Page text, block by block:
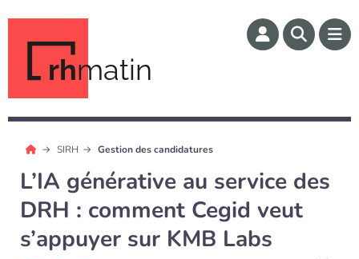
rhmatin
SIRH Gestion des candidatures
L’IA générative au service des
DRH : comment Cegid veut
s’appuyer sur KMB Labs